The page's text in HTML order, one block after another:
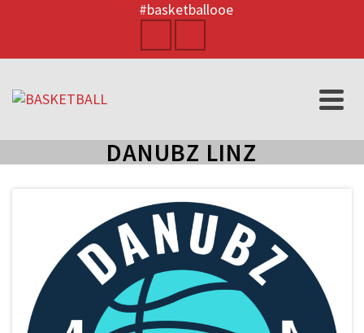
#basketballooe
DANUBZ LINZ